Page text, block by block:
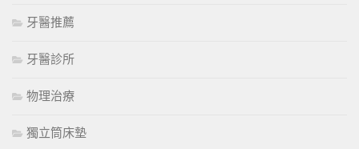
牙醫推薦
牙醫診所
物理治療
獨立筒床墊